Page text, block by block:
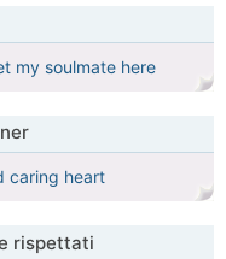
my soulmate here
caring heart
rispettati